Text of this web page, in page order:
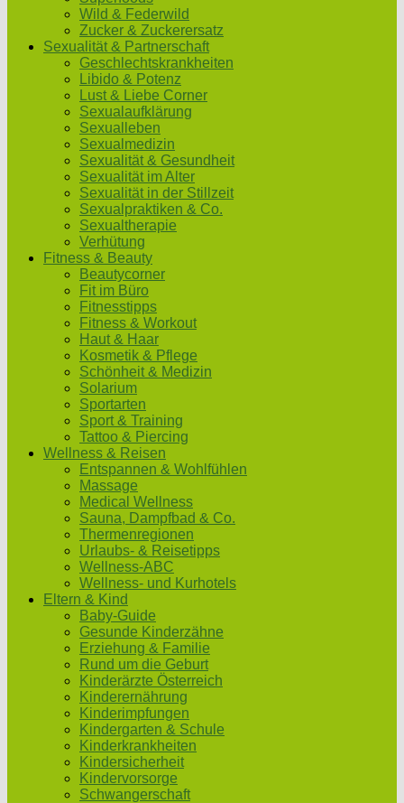
Wild & Federwild
Zucker & Zuckerersatz
Sexualität & Partnerschaft
Geschlechtskrankheiten
Libido & Potenz
Lust & Liebe Corner
Sexualaufklärung
Sexualleben
Sexualmedizin
Sexualität & Gesundheit
Sexualität im Alter
Sexualität in der Stillzeit
Sexualpraktiken & Co.
Sexualtherapie
Verhütung
Fitness & Beauty
Beautycorner
Fit im Büro
Fitnesstipps
Fitness & Workout
Haut & Haar
Kosmetik & Pflege
Schönheit & Medizin
Solarium
Sportarten
Sport & Training
Tattoo & Piercing
Wellness & Reisen
Entspannen & Wohlfühlen
Massage
Medical Wellness
Sauna, Dampfbad & Co.
Thermenregionen
Urlaubs- & Reisetipps
Wellness-ABC
Wellness- und Kurhotels
Eltern & Kind
Baby-Guide
Gesunde Kinderzähne
Erziehung & Familie
Rund um die Geburt
Kinderärzte Österreich
Kinderernährung
Kinderimpfungen
Kindergarten & Schule
Kinderkrankheiten
Kindersicherheit
Kindervorsorge
Schwangerschaft